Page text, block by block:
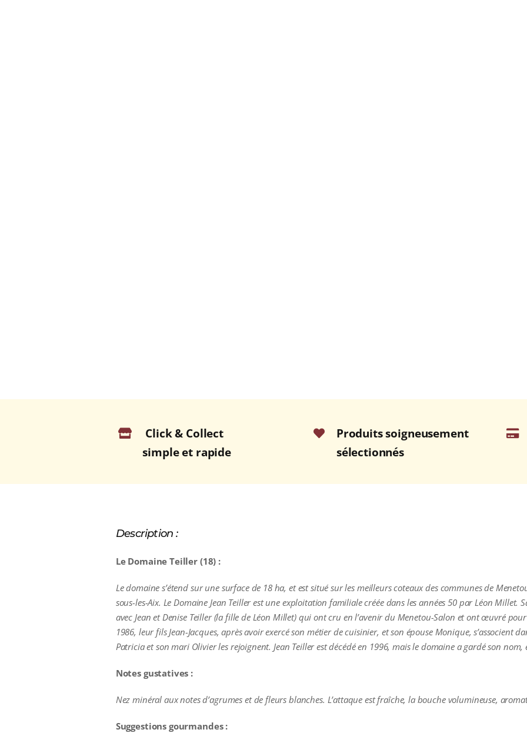
Click & Collect
simple et rapide
Produits soigneusement
sélectionnés
Description :
Le Domaine Teiller (18) :
Le domaine s’étend sur une surface de 18 ha, et est situé sur les meilleurs coteaux des communes de
sous-les-Aix. Le Domaine Jean Teiller est une exploitation familiale créée dans les années 50 par Léon Millet.
avec Jean et Denise Teiller (la fille de Léon Millet) qui ont cru en l’avenir du Menetou-Salon et ont œuvré
1986, leur fils Jean-Jacques, après avoir exercé son métier de cuisinier, et son épouse Monique, s’associent
Patricia et son mari Olivier les rejoignent. Jean Teiller est décédé en 1996, mais le domaine a gardé son nom,
Notes gustatives :
Nez minéral aux notes d’agrumes et de fleurs blanches. L’attaque est fraîche, la bouche volumineuse,
Suggestions gourmandes :